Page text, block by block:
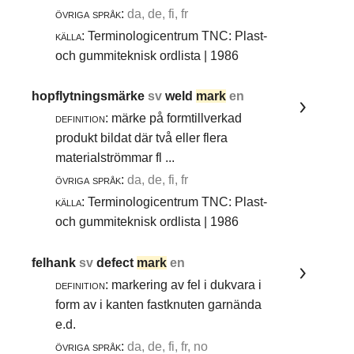
övriga språk: da, de, fi, fr
källa: Terminologicentrum TNC: Plast-
och gummiteknisk ordlista | 1986
hopflytningsmärkesvweld mark en
definition: märke på formtillverkad
produkt bildat där två eller flera
materialströmmar fl ...
övriga språk: da, de, fi, fr
källa: Terminologicentrum TNC: Plast-
och gummiteknisk ordlista | 1986
felhanksvdefect mark en
definition: markering av fel i dukvara i
form av i kanten fastknuten garnända
e.d.
övriga språk: da, de, fi, fr, no